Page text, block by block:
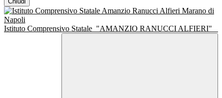
Istituto Comprensivo Statale "AMANZIO RANUCCI ALFIERI"